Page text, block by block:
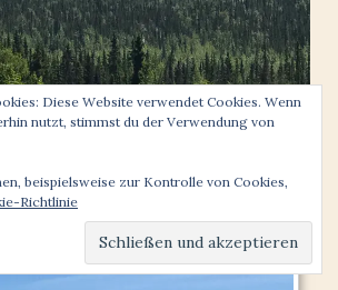
Diese Website verwendet Cookies. Wenn
nutzt, stimmst du der Verwendung von
beispielsweise zur Kontrolle von Cookies,
Richtlinie